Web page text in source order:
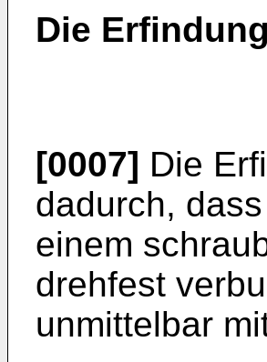
Die Erfindung
[0007] Die
dadurch,
einem
drehfest
unmittelbar